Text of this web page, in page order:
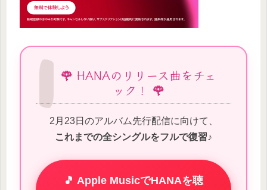
🌹 HANAのリリース曲をチェ
ック！ 🌹
2月23日のアルバム先行配信に向けて、
これまでの全シングルをフルで復習♪
🎵 Apple MusicでHANAを聴